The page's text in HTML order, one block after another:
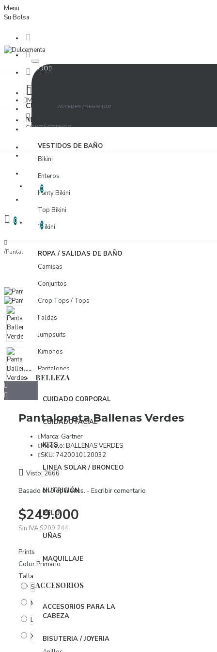
Menu
Su Bolsa
CONTÁCTENOS
TODO
CUENTA ACCEDER / REGISTRO
LISTA DE DESEOS
0
COMPARAR
0
Menu
MUJER
VESTIDOS DE BAÑO
Bikini
Enteros
Panty Bikini
Top Bikini
Trikini
ROPA / SALIDAS DE BAÑO
Camisas
Conjuntos
Crop Tops / Tops
Faldas
Jumpsuits
Kimonos
Pantalones
Pareos
Shorts
Tunicas
Vestidos
ROPA INTERIOR
Body
Brasier
Conjuntos
Panties
BabyDoll
Pijamas
BELLEZA
CUIDADO CORPORAL
CUIDADO FACIAL
KITS
LINEA SOLAR / BRONCEO
NUTRICIÓN
PELO
UÑAS
MAQUILLAJE
ACCESORIOS
ACCESORIOS PARA LA
CABEZA
BISUTERIA / JOYERIA
ACCEDER
PROVEEDORES
0
Pantaloneta Ballenas Verdes
Pantaloneta Ballenas Verdes
Marca: Gartner
Modelo: BALLENAS VERDES
SKU: 7420010120032
Visto: 2666
Basado en 0 opiniones. - Escribir comentario
$249.000
Sin IVA $209.244
Prints
Color Primario
Talla
S
M
L
XL